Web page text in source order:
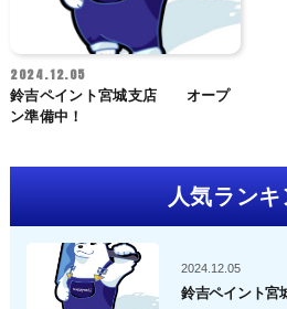
2024.12.05
鈴吉ペイント宮城支店 オープ
ン準備中！
人気ラン
2024.12.05
鈴吉ペイント